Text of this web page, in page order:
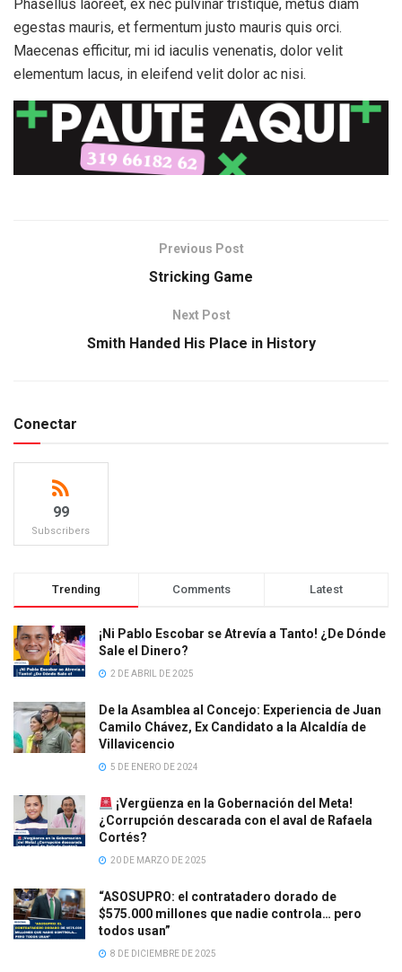
Phasellus laoreet, ex nec pulvinar tristique, metus diam
egestas mauris, et fermentum justo mauris quis orci.
Maecenas efficitur, mi id iaculis venenatis, dolor velit
elementum lacus, in eleifend velit dolor ac nisi.
Previous Post
Stricking Game
Next Post
Smith Handed His Place in History
Conectar
99
Subscribers
Trending Comments Latest
¡Ni Pablo Escobar se Atrevía a Tanto! ¿De Dónde
Sale el Dinero?
2 DE ABRIL DE 2025
De la Asamblea al Concejo: Experiencia de Juan
Camilo Chávez, Ex Candidato a la Alcaldía de
Villavicencio
5 DE ENERO DE 2024
¡Vergüenza en la Gobernación del Meta!
¿Corrupción descarada con el aval de Rafaela
Cortés?
20 DE MARZO DE 2025
“ASOSUPRO: el contratadero dorado de
$575.000 millones que nadie controla… pero
todos usan”
8 DE DICIEMBRE DE 2025